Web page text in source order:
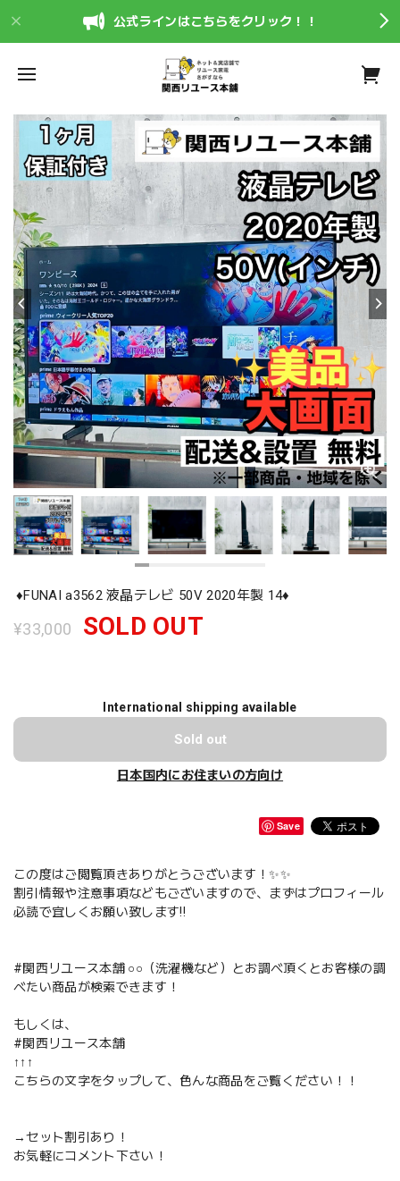
公式ラインはこちらをクリック！！
♦️FUNAI a3562 液晶テレビ 50V 2020年製 14♦️
¥33,000 SOLD OUT
International shipping available
Sold out
日本国内にお住まいの方向け
Save
この度はご閲覧頂きありがとうございます！✨✨
割引情報や注意事項などもございますので、まずはプロフィール
必読で宜しくお願い致します‼️
#関西リユース本舗 ○○（洗濯機など）とお調べ頂くとお客様の調
べたい商品が検索できます！
もしくは、
#関西リユース本舗
↑↑↑
こちらの文字をタップして、色んな商品をご覧ください！！
→セット割引あり！
お気軽にコメント下さい！